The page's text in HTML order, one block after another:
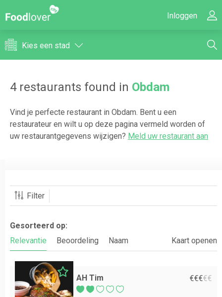
Inloggen
Kies een stad
4restaurants found in Obdam
Vind je perfecte restaurant in Obdam. Bent u een
restaurateur en wilt u op deze pagina vermeld worden of
uw restaurantgegevens wijzigen? Meld uw restaurant aan
Filter
Gesorteerd op:
Relevantie
Beoordeling Naam Kaart openen
AH Tim €€€€€